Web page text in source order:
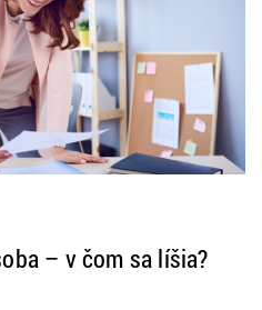
– v čom sa líšia?